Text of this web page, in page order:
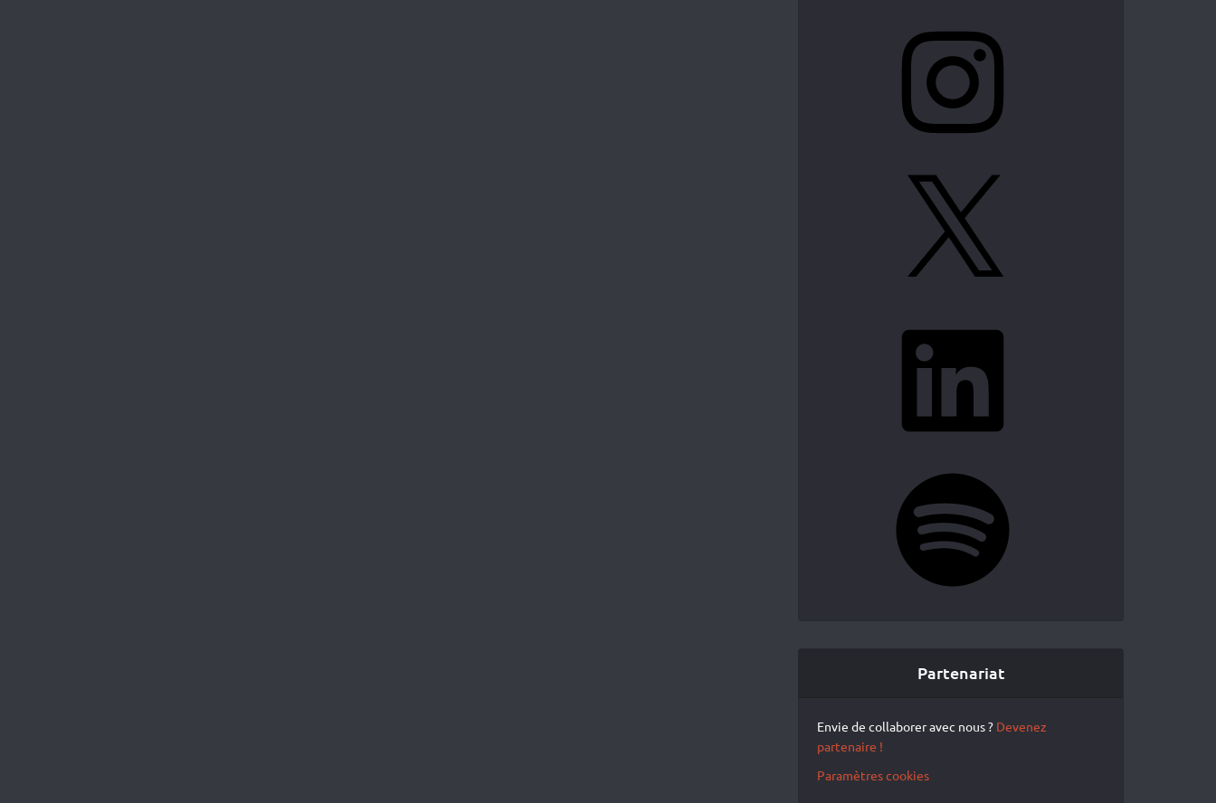
Partenariat
Envie de collaborer avec nous ? Devenez
partenaire !
Paramètres cookies